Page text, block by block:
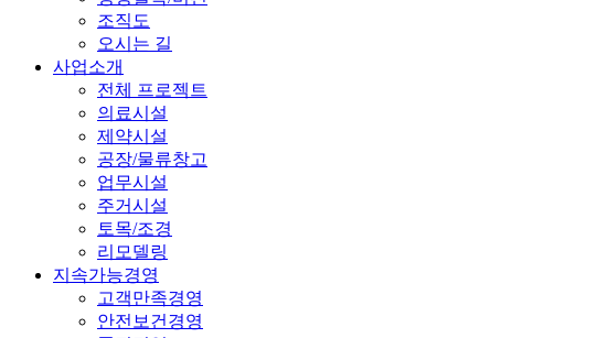
조직도
오시는 길
사업소개
전체 프로젝트
의료시설
제약시설
공장/물류창고
업무시설
주거시설
토목/조경
리모델링
지속가능경영
고객만족경영
안전보건경영